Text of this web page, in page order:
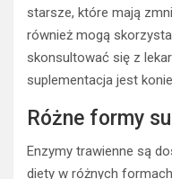
starsze, które mają
również mogą
skonsultować się z
suplementacja jest
Różne formy
Enzymy trawienne są
diety w różnych